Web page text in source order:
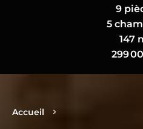
9
5
147
299
Accueil